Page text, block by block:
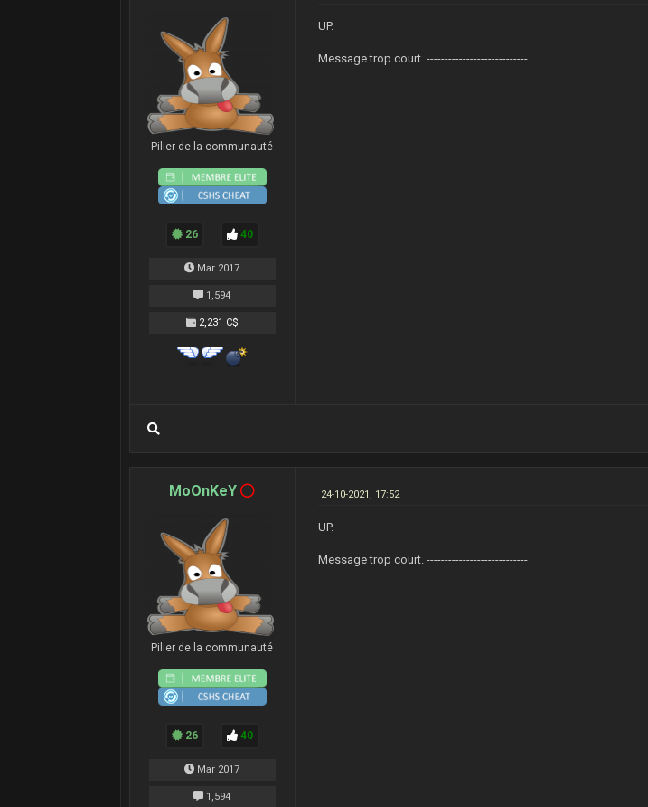
Pilier de la communauté
26 40
Mar 2017
1,594
2,231 C$
UP.
Message trop court. ----------------------------
MoOnKeY
Pilier de la communauté
26 40
Mar 2017
1,594
24-10-2021, 17:52
UP.
Message trop court. ----------------------------